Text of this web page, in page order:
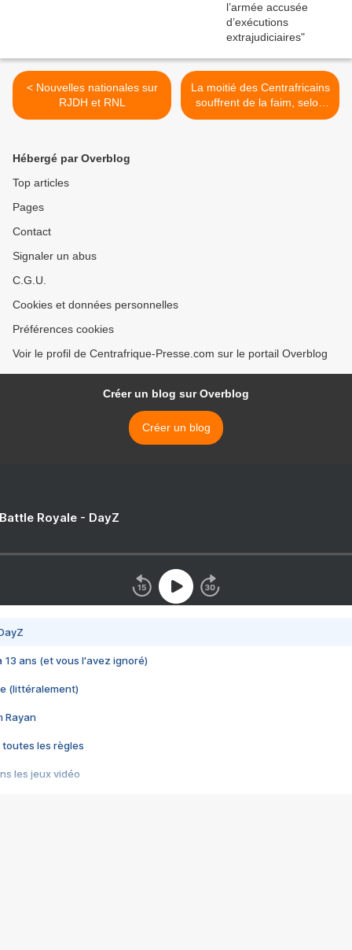
< Nouvelles nationales sur
RJDH et RNL
La moitié des Centrafricains
souffrent de la faim, selon
le Pam >
Hébergé par Overblog
Top articles
Pages
Contact
Signaler un abus
C.G.U.
Cookies et données personnelles
Préférences cookies
Voir le profil de Centrafrique-Presse.com sur le portail Overblog
Créer un blog sur Overblog
Créer un blog
Royale - DayZ
13 ans (et vous l'avez ignoré)
(littéralement)
Rayan
toutes les règles
les jeux vidéo